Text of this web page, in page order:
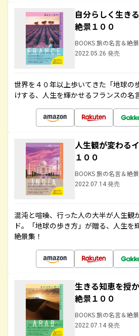
自分らしく生き
絶景１００
BOOKS 旅の名言＆絶景
2022.05.26 発売
世界を４０年以上歩いてきた「地球の
けする、人生を輝かせるフランスの名
人生観が変わる
１００
BOOKS 旅の名言＆絶景
2022.07.14 発売
混沌と喧噪、行った人の大半が人生観
ド。「地球の歩き方」が贈る、人生を
絶景集！
生きる知恵を授
絶景１００
BOOKS 旅の名言＆絶景
2022.07.14 発売